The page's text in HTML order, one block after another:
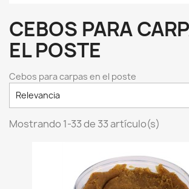
CEBOS PARA
EL POSTE
Cebos para carpas en el poste
Relevancia
Mostrando 1-33 de 33 artículo(s)